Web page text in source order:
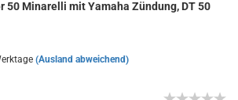
50 Minarelli mit Yamaha Zündung, DT 50
(Ausland abweichend)